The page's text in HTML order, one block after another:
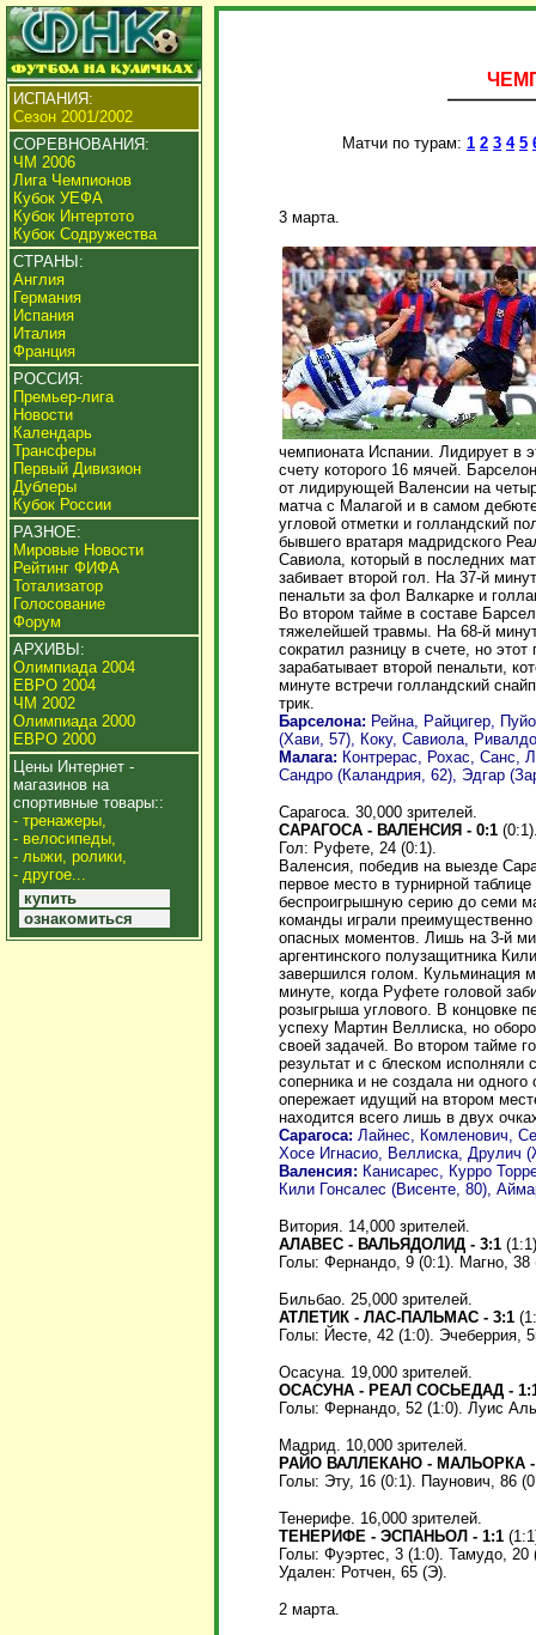
ИСПАНИЯ:
Сезон 2001/2002
СОРЕВНОВАНИЯ:
ЧМ 2006
Лига Чемпионов
Кубок УЕФА
Кубок Интертото
Кубок Содружества
СТРАНЫ:
Англия
Германия
Испания
Италия
Франция
РОССИЯ:
Премьер-лига
Новости
Календарь
Трансферы
Первый Дивизион
Дублеры
Кубок России
РАЗНОЕ:
Мировые Новости
Рейтинг ФИФА
Тотализатор
Голосование
Форум
АРХИВЫ:
Олимпиада 2004
ЕВРО 2004
ЧМ 2002
Олимпиада 2000
ЕВРО 2000
Цены Интернет -
магазинов на
спортивные товары::
- тренажеры,
- велосипеды,
- лыжи, ролики,
- другое...
купить
ознакомиться
Матчи по турам: 1 2 3 4 5
3 марта.
чемпионата Испании. Лидирует в
счету которого 16 мячей.
от лидирующей Валенсии на
матча с Малагой и в самом
угловой отметки и голландский
бывшего вратаря мадридского
Савиола, который в последних
забивает второй гол. На 37-й
пенальти за фол Валкарке и
Во втором тайме в составе
тяжелейшей травмы. На 68-й
сократил разницу в счете, но
зарабатывает второй пенальти,
минуте встречи голландский
трик.
Барселона: Рейна, Райцигер,
(Хави, 57), Коку, Савиола,
Малага: Контрерас, Рохас, Санс,
Сандро (Каландрия, 62), Эдгар
Сарагоса. 30,000 зрителей.
САРАГОСА - ВАЛЕНСИЯ - 0:1
Гол: Руфете, 24 (0:1).
Валенсия, победив на выезде
первое место в турнирной
беспроигрышную серию до семи
команды играли
опасных моментов. Лишь на 3-й
аргентинского полузащитника
завершился голом. Кульминация
минуте, когда Руфете головой
розыгрыша углового. В концовке
успеху Мартин Веллиска, но
своей задачей. Во втором тайме
результат и с блеском исполняли
соперника и не создала ни
опережает идущий на втором
находится всего лишь в двух
Сарагоса: Лайнес, Комленович,
Хосе Игнасио, Веллиска,
Валенсия: Канисарес, Курро
Кили Гонсалес (Висенте, 80),
Витория. 14,000 зрителей.
АЛАВЕС - ВАЛЬЯДОЛИД - 3:1
Голы: Фернандо, 9 (0:1). Магно, 38
Бильбао. 25,000 зрителей.
АТЛЕТИК - ЛАС-ПАЛЬМАС - 3:1
Голы: Йесте, 42 (1:0). Эчеберрия,
Осасуна. 19,000 зрителей.
ОСАСУНА - РЕАЛ СОСЬЕДАД -
Голы: Фернандо, 52 (1:0). Луис
Мадрид. 10,000 зрителей.
РАЙО ВАЛЛЕКАНО - МАЛЬОРКА -
Голы: Эту, 16 (0:1). Паунович, 86
Тенерифе. 16,000 зрителей.
ТЕНЕРИФЕ - ЭСПАНЬОЛ - 1:1
Голы: Фуэртес, 3 (1:0). Тамудо, 20
Удален: Ротчен, 65 (Э).
2 марта.